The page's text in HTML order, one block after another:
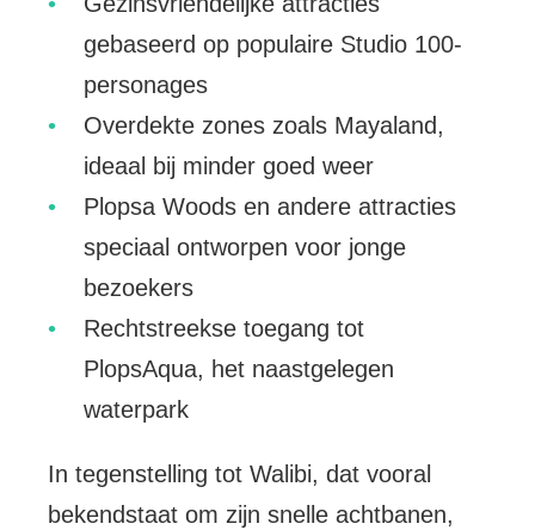
gebaseerd op populaire Studio 100-
personages
Overdekte zones zoals Mayaland,
ideaal bij minder goed weer
Plopsa Woods en andere attracties
speciaal ontworpen voor jonge
bezoekers
Rechtstreekse toegang tot
PlopsAqua, het naastgelegen
waterpark
In tegenstelling tot Walibi, dat vooral
bekendstaat om zijn snelle achtbanen,